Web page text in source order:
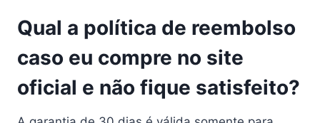
Qual a política de reembolso
caso eu compre no site
oficial e não fique satisfeito?